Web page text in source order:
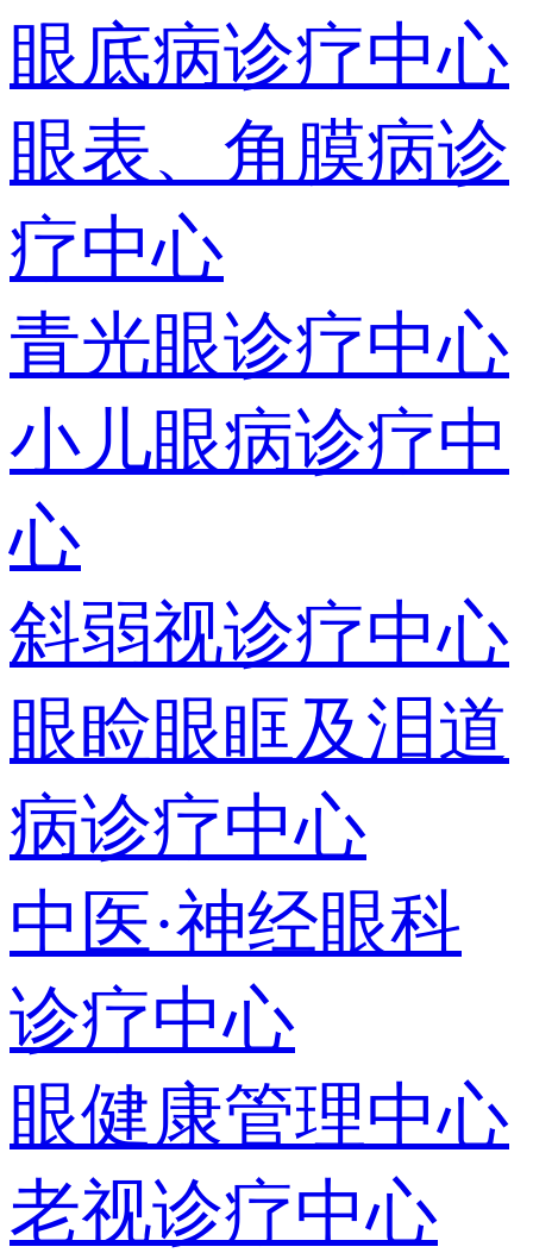
眼底病诊疗中心
眼表、角膜病诊
疗中心
青光眼诊疗中心
小儿眼病诊疗中
心
斜弱视诊疗中心
眼睑眼眶及泪道
病诊疗中心
中医·神经眼科
诊疗中心
眼健康管理中心
老视诊疗中心